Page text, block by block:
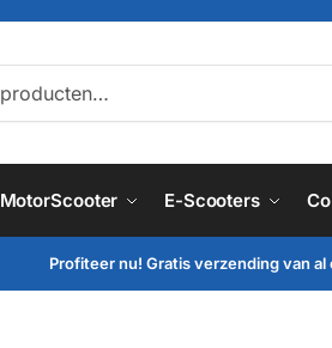
MotorScooter E-Scooters
Profiteer nu! Gratis verzending van